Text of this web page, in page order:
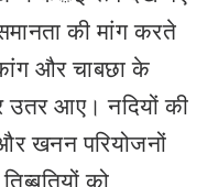
की मांग करते
और चाबछा के
उतर आए। नदियों की
खनन परियोजनों
को